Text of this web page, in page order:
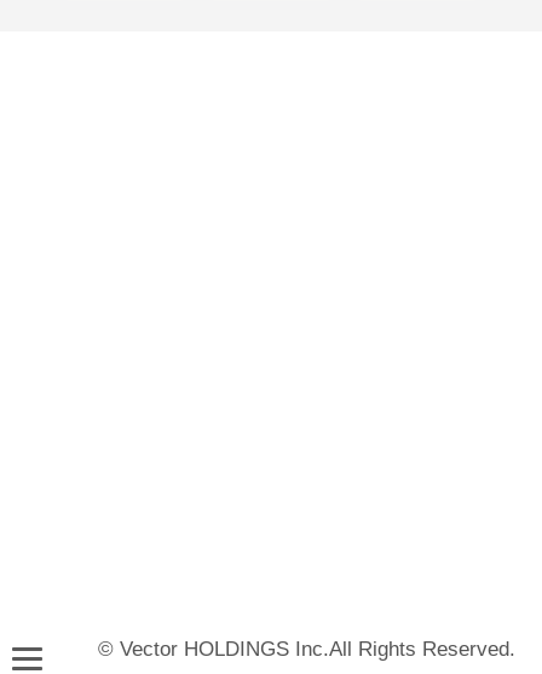
© Vector HOLDINGS Inc.All Rights Reserved.